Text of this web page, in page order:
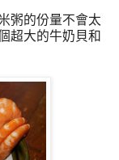
粥的份量不會太
超大的牛奶貝和